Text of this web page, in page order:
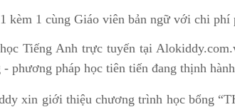
kèm 1 cùng Giáo viên bản ngữ với chi
Tiếng Anh trực tuyến tại
phương pháp học tiên tiến đang thịnh
xin giới thiệu chương trình học bổng